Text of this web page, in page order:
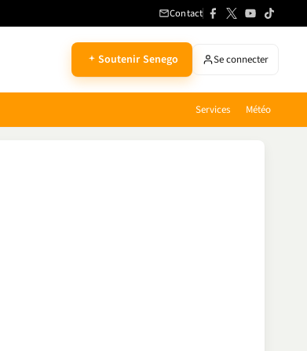
Contact
Soutenir Senego Se connecter
Services Météo